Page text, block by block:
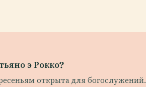
э Рокко?
открыта для богослужений.